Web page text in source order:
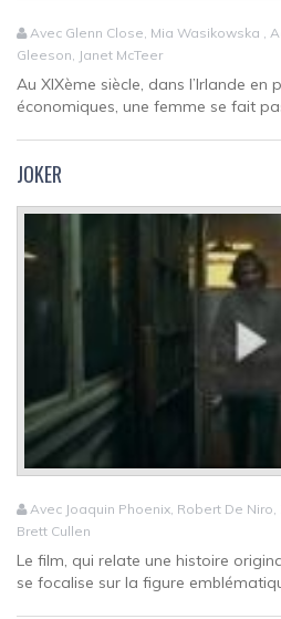
Avec Glenn Close, Mia Wasikowska ,
Gleeson, Janet McTeer
Au XIXème siècle, dans l’Irlande
économiques, une femme se fait
JOKER
Avec Joaquin Phoenix, Robert De
Brett Cullen
Le film, qui relate une histoire
se focalise sur la figure